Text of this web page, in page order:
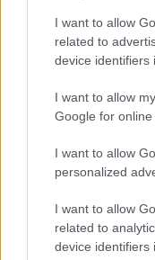
I want to allow
related to
device identifiers
I want to allow
Google for
I want to allow
personalized
I want to allow
related to
device identifiers
Ο
ΔΕΑΒ με μία
θεατές
Αθλητισμός|
πέμπτο
T-Center;